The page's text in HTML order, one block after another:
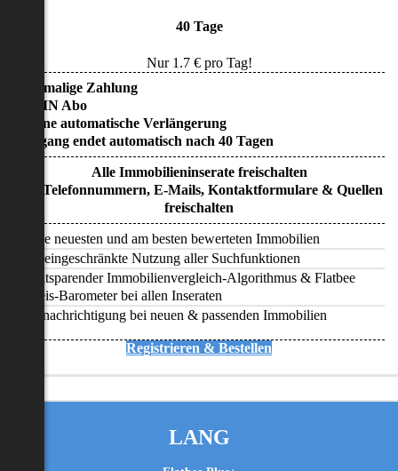
40 Tage
Nur 1.7€ pro Tag!
• Einmalige Zahlung
• KEIN Abo
• Keine automatische Verlängerung
• Zugang endet automatisch nach 40 Tagen
Alle Immobilieninserate freischalten
Alle Telefonnummern, E-Mails, Kontaktformulare & Quellen
freischalten
Alle neuesten und am besten bewerteten Immobilien
Uneingeschränkte Nutzung aller Suchfunktionen
Zeitsparender Immobilienvergleich-Algorithmus & Flatbee
Preis-Barometer bei allen Inseraten
Benachrichtigung bei neuen & passenden Immobilien
Registrieren & Bestellen
LANG